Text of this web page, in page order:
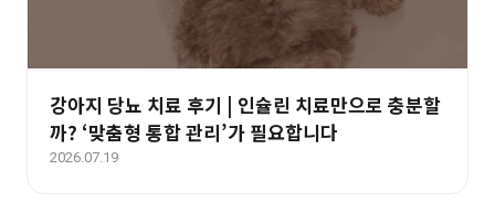
강아지 당뇨 치료 후기 | 인슐린 치료만으로 충분할
까? ‘맞춤형 통합 관리’가 필요합니다
2026.07.19